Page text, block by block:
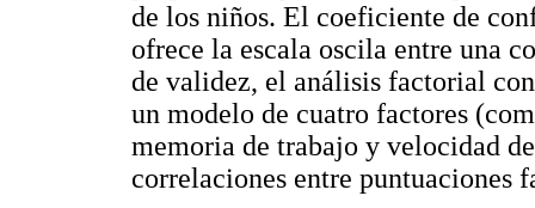
de los niños. El coeficiente de
ofrece la escala oscila entre una
de validez, el análisis factorial
un modelo de cuatro factores
memoria de trabajo y velocidad
correlaciones entre puntuaciones